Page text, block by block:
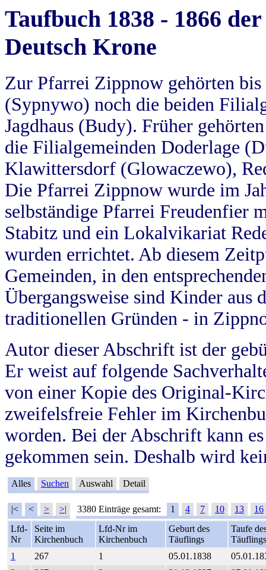
Taufbuch 1838 - 1866
Deutsch Krone
Zur Pfarrei Zippnow gehörten
(Sypnywo) noch die beiden
Jagdhaus (Budy). Früher
die Filialgemeinden Doderlage
Klawittersdorf (Glowaczewo),
Die Pfarrei Zippnow wurde im
selbständige Pfarrei Freudenfier
Stabitz und ein Lokalvikariat
wurden errichtet. Ab diesem
Gemeinden, in den
Übergangsweise sind Kinder aus
traditionellen Gründen - in
Autor dieser Abschrift ist der
Er weist auf folgende
von einer Kopie des Original-
zweifelsfreie Fehler im
worden. Bei der Abschrift kann
gekommen sein. Deshalb wird
Alles Suchen Auswahl Detail
|< < > >| 3380 Einträge gesamt: 1 4 7 10 13
16
Lfd-
Nr
Seite im
Kirchenbuch
Lfd-Nr im
Kirchenbuch
Geburt des
Täuflings
Taufe
Täuflings
1
267 1 05.01.1838